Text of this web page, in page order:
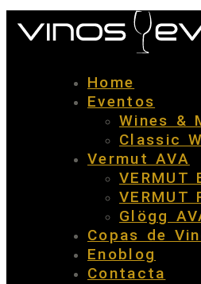
Home
Eventos
Wines &
Classic
Vermut AVA
VERMUT
VERMUT
Glögg
Copas de
Enoblog
Contacta